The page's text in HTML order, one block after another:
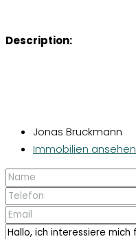
Description:
Jonas Bruckmann
Immobilien ansehen